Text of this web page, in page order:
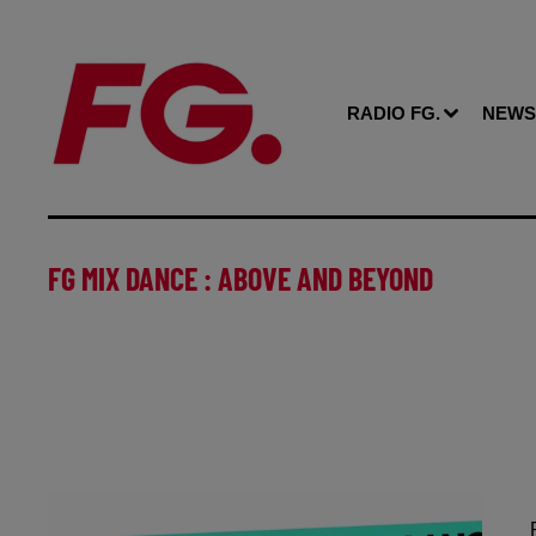
RADIO FG. NEWS
FG MIX DANCE : ABOVE AND BEYOND